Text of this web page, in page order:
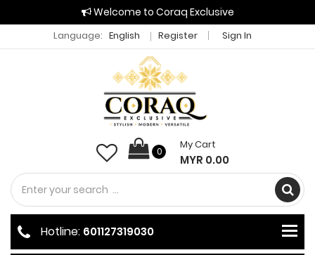
Welcome to Coraq Exclusive
Language: English Register Sign In
0
My Cart
MYR 0.00
Hotline: 601127319030